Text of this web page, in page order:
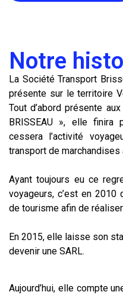
Notre
La Société Transport
présente sur le territoire
Tout d’abord présente
BRISSEAU », elle
cessera l’activité
transport de marchandises
Ayant toujours eu ce
voyageurs, c’est en 2010
de tourisme afin de
En 2015, elle laisse son
devenir une SARL.
Aujourd’hui, elle compte